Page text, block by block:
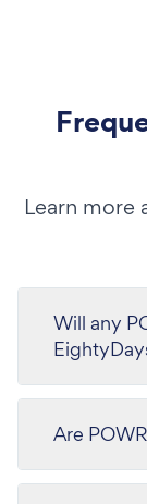
Learn more
Will any
Are